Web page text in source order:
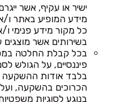
ישיר או עקיף, אשר
מידע המופיע באתר ו/
כל מקור מידע פנימי ו/
בשירותים אשר מוצגים
בכל קבלת החלטה
פיננסיים, על הגולש
בלבד אודות ההשקעה
הכרוכים בהשקעה,
בנוגע לסוגיות